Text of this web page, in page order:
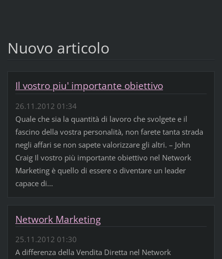
Nuovo articolo
Il vostro piu' importante obiettivo
26.11.2012 01:34
Quale che sia la quantità di lavoro che svolgete e il
fascino della vostra personalità, non farete tanta strada
negli affari se non sapete valorizzare gli altri. – John
Craig Il vostro più importante obiettivo nel Network
Marketing è quello di essere o diventare un leader
capace di...
Network Marketing
25.11.2012 01:30
A differenza della Vendita Diretta nel Network